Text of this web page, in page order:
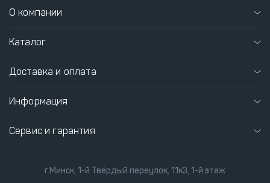
О компании
Каталог
Доставка и оплата
Информация
Сервис и гарантия
г.Минск, 1-й Твёрдый переулок, 11к3, 1-й этаж